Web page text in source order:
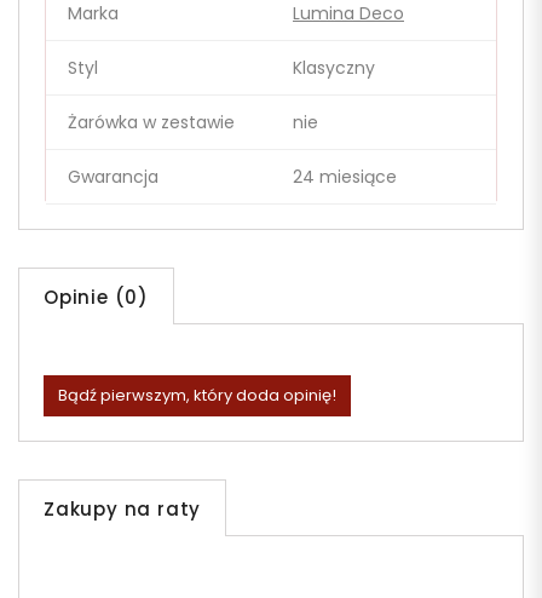
Marka Lumina Deco
Styl Klasyczny
Żarówka w zestawie nie
Gwarancja 24 miesiące
Opinie (0)
Bądź pierwszym, który doda opinię!
Zakupy na raty